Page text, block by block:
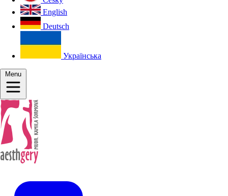
English
Deutsch
Українська
Menu